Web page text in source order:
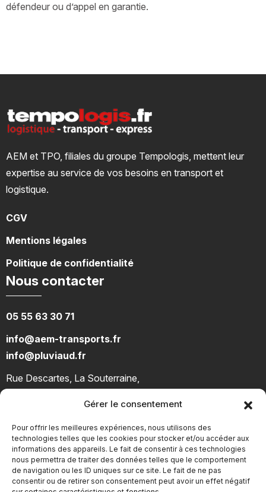
Gérer le consentement
Pour offrir les meilleures expériences, nous utilisons des
technologies telles que les cookies pour stocker et/ou accéder aux
informations des appareils. Le fait de consentir à ces technologies
nous permettra de traiter des données telles que le comportement
de navigation ou les ID uniques sur ce site. Le fait de ne pas
consentir ou de retirer son consentement peut avoir un effet négatif
défendeur ou d’appel en garantie.
AEM et TPO, filiales du groupe Tempologis, mettent leur
expertise au service de vos besoins en transport et
logistique.
CGV
Mentions légales
Politique de confidentialité
Nous contacter
05 55 63 30 71
info@aem-transports.fr
info@pluviaud.fr
Rue Descartes, La Souterraine,
Nos réseaux
Nos réseaux